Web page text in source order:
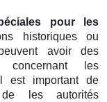
pour les
historiques ou
avoir des
concernant les
est important de
les autorités